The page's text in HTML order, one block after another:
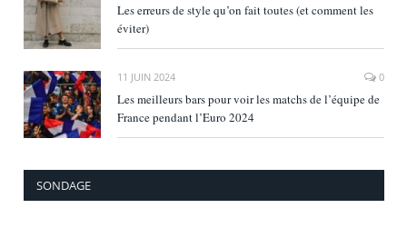
Les erreurs de style qu’on fait toutes (et comment les
éviter)
11 JUIN 2024 0
Les meilleurs bars pour voir les matchs de l’équipe de
France pendant l’Euro 2024
SONDAGE